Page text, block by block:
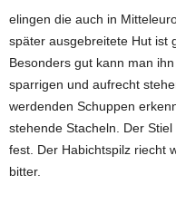
elingen die auch in
später ausgebreitete Hut ist
Besonders gut kann man
sparrigen und aufrecht
werdenden Schuppen
stehende Stacheln. Der
fest. Der Habichtspilz riecht
bitter.